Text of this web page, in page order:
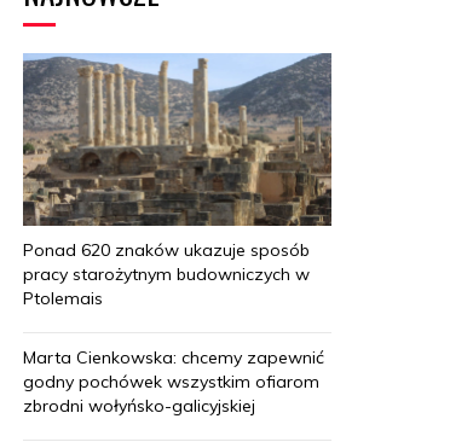
Ponad 620 znaków ukazuje sposób
pracy starożytnym budowniczych w
Ptolemais
Marta Cienkowska: chcemy zapewnić
godny pochówek wszystkim ofiarom
zbrodni wołyńsko-galicyjskiej